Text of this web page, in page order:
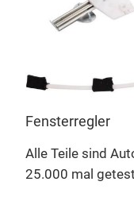
Fensterregler
Alle Teile sind
25.000 mal